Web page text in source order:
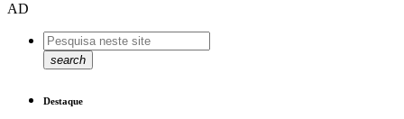
AD
search
Destaque